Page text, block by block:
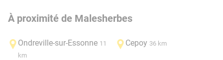
À proximité de Malesherbes
Ondreville-sur-Essonne 11
km
Cepoy 36 km